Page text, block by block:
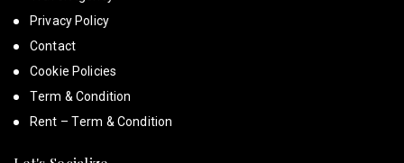
Privacy Policy
Contact
Cookie Policies
Term & Condition
Rent – Term & Condition